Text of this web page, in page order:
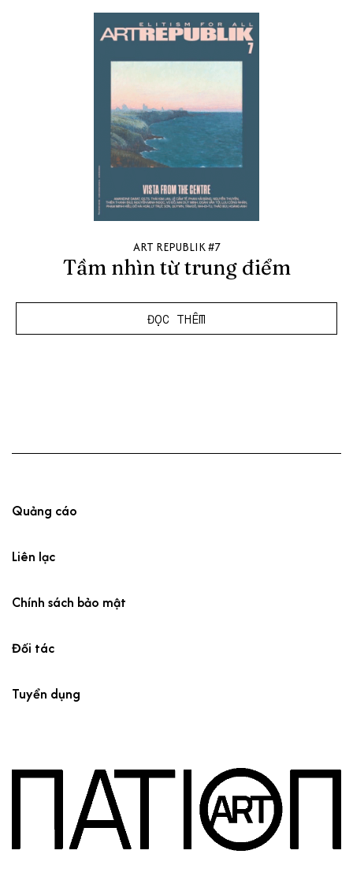
ART REPUBLIK #7
Tầm nhìn từ trung điểm
ĐỌC THÊM
Quảng cáo
Liên lạc
Chính sách bảo mật
Đối tác
Tuyển dụng